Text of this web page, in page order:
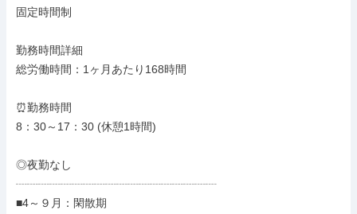
固定時間制
勤務時間詳細
総労働時間：1ヶ月あたり168時間
⏰勤務時間
8：30～17：30 (休憩1時間)
◎夜勤なし
┈┈┈┈┈┈┈┈┈┈┈┈┈┈┈┈┈┈
■4～９月：閑散期